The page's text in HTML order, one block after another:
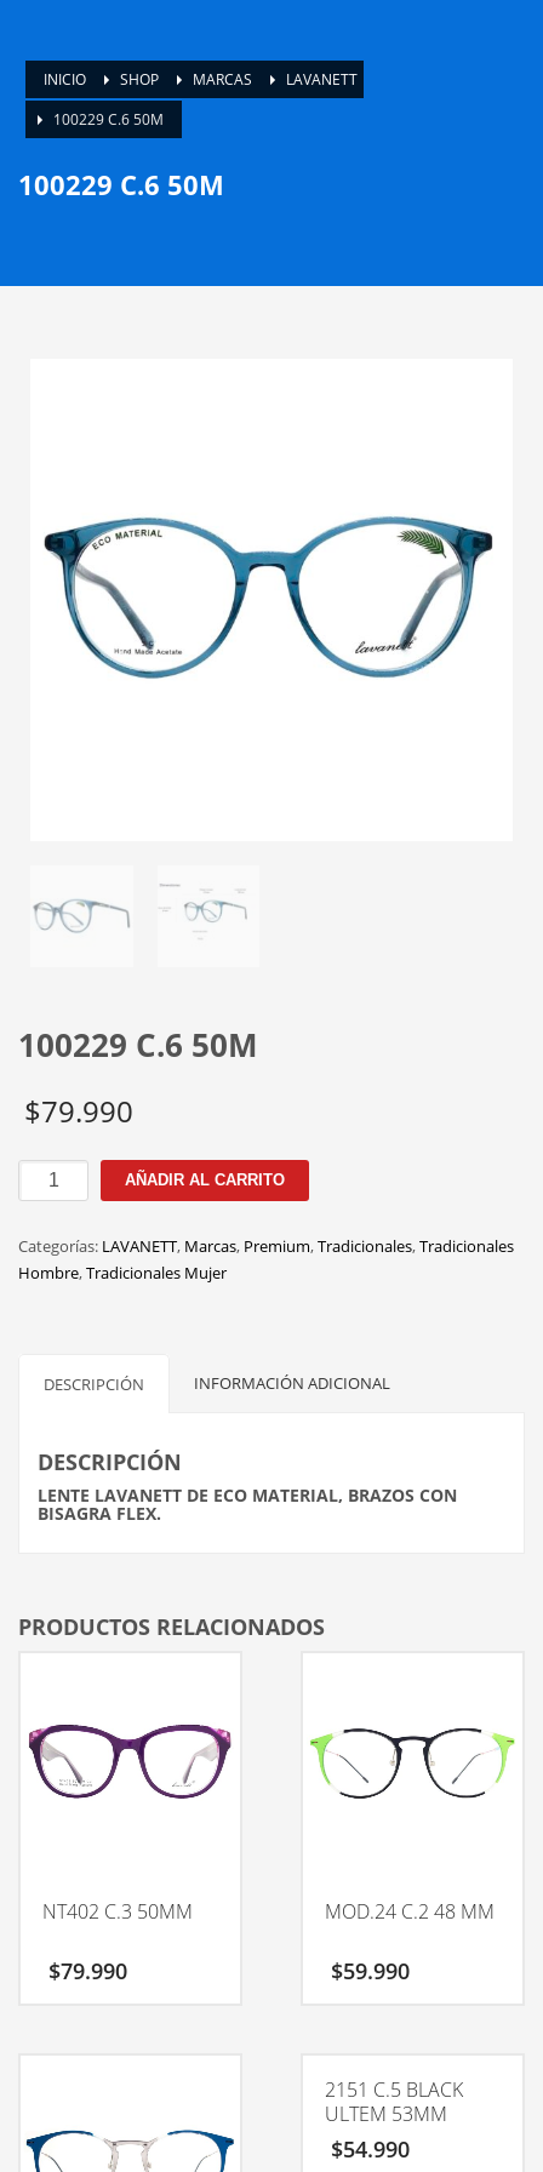
INICIO SHOP MARCAS
LAVANETT
100229 C.6 50M
100229 C.6 50M
100229 C.6 50M
$79.990
100229
C.6
cantidad
AÑADIR AL CARRITO
Categorías: LAVANETT, Marcas, Premium,Tradicionales,Tradicionales
Hombre,Tradicionales Mujer
DESCRIPCIÓN INFORMACIÓN ADICIONAL
DESCRIPCIÓN
LENTE LAVANETT DE ECO MATERIAL, BRAZOS CON
BISAGRA FLEX.
PRODUCTOS RELACIONADOS
NT402 C.3 50MM
$79.990
MOD.24 C.2 48 MM
$59.990
2151 C.5 BLACK
ULTEM 53MM
$54.990